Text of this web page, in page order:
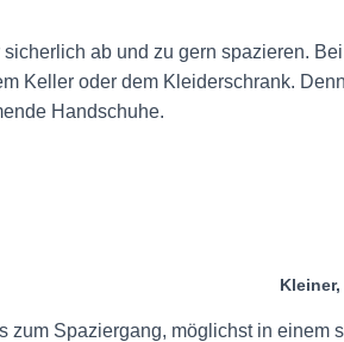
ab und zu gern spazieren.
Keller oder dem Kleiderschrank.
Handschuhe.
zum Spaziergang, möglichst in